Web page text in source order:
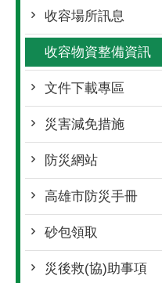
收容場所訊息
收容物資整備資訊
文件下載專區
災害減免措施
防災網站
高雄市防災手冊
砂包領取
災後救(協)助事項